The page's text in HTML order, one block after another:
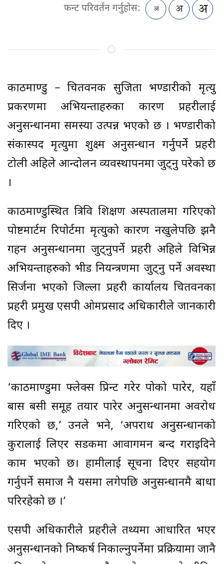
फन्ट परिवर्तन गर्नुहोस:
काठमाण्डु – चितवनकी सुजिता भण्डारीको मृत्यु
प्रकरणमा अभियन्ताहरुका कारण प्रहरीलाई
अनुसन्धानमा समस्या उत्पन्न भएको छ । भण्डारीको
संकास्पद मृत्युमा शुक्ष्म अनुसन्धान गर्नुपर्ने प्रहरी
टोली अहिले आन्दोलन व्यवस्थापनमा जुट्नु परेको छ
।
काठमाण्डुस्थित त्रिवि शिक्षण अस्पतालमा गरिएको
पोष्टमार्टम रिपोर्टमा मृत्युको कारण नखुलेपछि झनै
गहन अनुसन्धानमा जुट्नुपर्ने प्रहरी अहिले विभिन्न
अभियन्ताहरुको भीड नियन्त्रणमा जुट्नु पर्ने अवस्था
सिर्जना भएको जिल्ला प्रहरी कार्यालय चितवनका
प्रहरी प्रमुख एसपी ओमप्रसाद अधिकारीले जानकारी
दिए ।
‘काठमाण्डुमा फ्लेक्स प्रिन्ट गरेर पोको पारेर, यहाँ
बास बसी समूह तयार पारेर अनुसन्धानमा अवरोध
गरिएको छ,’ उनले भने, ‘अपराध अनुसन्धानको
कुरालाई लिएर सडकमा आवागमन बन्द गराइदिने
काम भएको छ। हामीलाई सूचना दिएर सहयोग
गर्नुपर्ने समाज नै यसमा लगेपछि अनुसन्धानमै बाधा
परिरहेको छ ।’
एसपी अधिकारीले प्रहरीले तथ्यमा आधारित भएर
अनुसन्धानको निष्कर्ष निकाल्नुपर्नेमा प्रक्रियामा जानै